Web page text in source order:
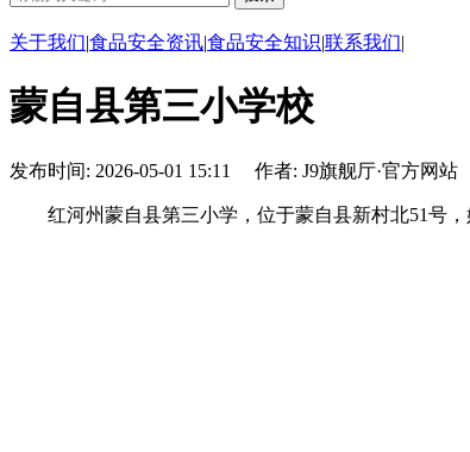
关于我们|食品安全资讯|食品安全知识|联系我们|
蒙自县第三小学校
发布时间: 2026-05-01 15:11 作者: J9旗舰厅·官方网站
红河州蒙自县第三小学，位于蒙自县新村北51号，